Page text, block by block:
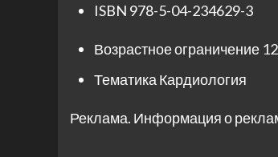
ISBN 978-5-04-234629-3
Возрастное ограничение
Тематика Кардиология
Реклама. Информация о